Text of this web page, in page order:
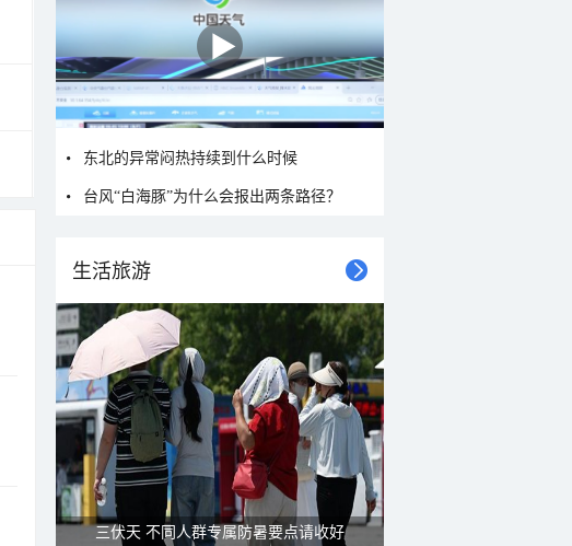
东北的异常闷热持续到什么时候
台风“白海豚”为什么会报出两条路径？
生活旅游
雨后峨眉沟壑尽显 金顶显真容